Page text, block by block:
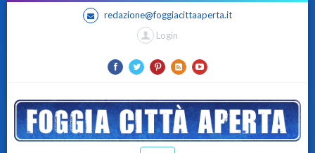
redazione@foggiacittaaperta.it
Login